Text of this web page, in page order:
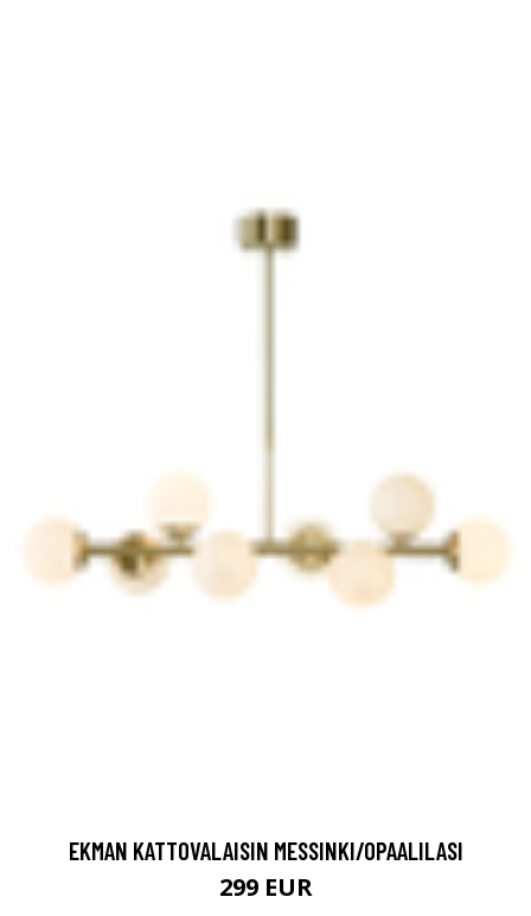
EKMAN KATTOVALAISIN MESSINKI/OPAALILASI
299 EUR